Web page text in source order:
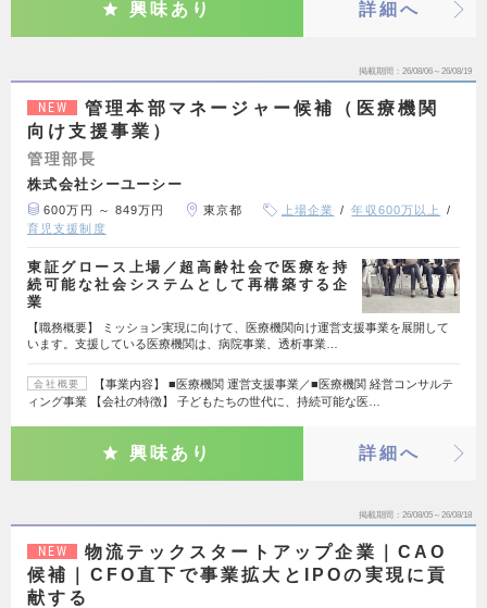
興味あり 詳細へ
掲載期間 26/08/06～26/08/19
NEW
管理本部マネージャー候補（医療機関
向け支援事業）
管理部長
株式会社シーユーシー
600万円 ～ 849万円 東京都 上場企業
年収600万以上
育児支援制度
東証グロース上場／超高齢社会で医療を持
続可能な社会システムとして再構築する企
業
【職務概要】 ミッション実現に向けて、医療機関向け運営支援事業を展開して
います。支援している医療機関は、病院事業、透析事業…
会社概要
【事業内容】 ■医療機関 運営支援事業／■医療機関 経営コンサルテ
ィング事業 【会社の特徴】 子どもたちの世代に、持続可能な医…
興味あり 詳細へ
掲載期間 26/08/05～26/08/18
NEW
物流テックスタートアップ企業｜CAO
候補｜CFO直下で事業拡大とIPOの実現に貢
献する